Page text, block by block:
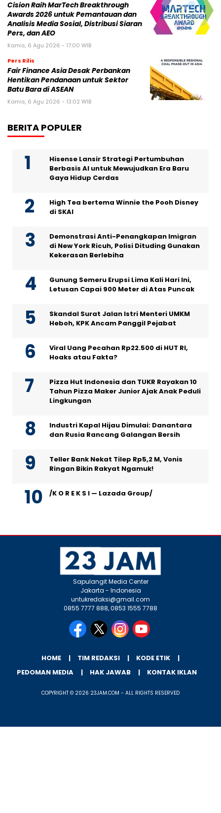
Cision Raih MarTech Breakthrough
Awards 2026 untuk Pemantauan dan
Analisis Media Sosial, Distribusi Siaran
Pers, dan AEO
Kamis, 6 Agu 2026 - 17:00 WIB
Pers Rilis
Fair Finance Asia Desak Perbankan
Hentikan Pendanaan untuk Sektor
Batu Bara di ASEAN
Kamis, 6 Agu 2026 - 13:02 WIB
BERITA POPULER
Hisense Lansir Strategi Pertumbuhan
Berbasis AI untuk Mewujudkan Era Baru
Gaya Hidup Cerdas
High Tea bertema Winnie the Pooh Disney
di SKAI
Demonstrasi Anti-Penangkapan Imigran
di New York Ricuh, Polisi Dituding Gunakan
Kekerasan Berlebiha
Gunung Semeru Erupsi Lima Kali Hari Ini,
Letusan Capai 900 Meter di Atas Puncak
Skandal Surat Jalan Istri Menteri UMKM
Heboh, KPK Ancam Panggil Pejabat
Viral Uang Pecahan Rp22.500 di HUT RI,
Hoaks atau Fakta?
Pizza Hut Indonesia dan TUKR Rayakan 10
Tahun Pizza Maker Junior Ajak Anak Peduli
Lingkungan
Industri Kapal Hijau Dimulai: Danantara
dan Rusia Rancang Galangan Bersih
Teller Bank Nekat Tilep Rp5,2 M, Vonis
Ringan Bikin Rakyat Ngamuk!
/K O R E K S I — Lazada Group/
Sapulangit Media Center
Jakarta - Indonesia
untukredaksi@gmail.com
0855 7777 888, 0853 1555 7788
HOME TIM REDAKSI
KODE ETIK
PEDOMAN MEDIA
HAK JAWAB KONTAK IKLAN
COPYRIGHT © 2026 23JAM.COM - ALL RIGHTS RESERVED